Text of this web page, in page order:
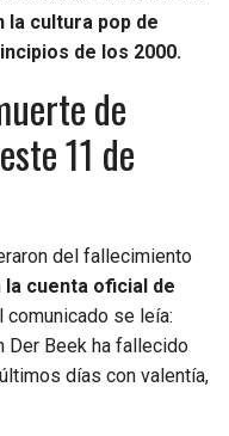
la cultura pop de
de los 2000.
de
11 de
del fallecimiento
la cuenta oficial de
comunicado se leía:
Der Beek ha fallecido
días con valentía,